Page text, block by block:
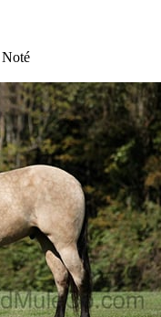
Noté